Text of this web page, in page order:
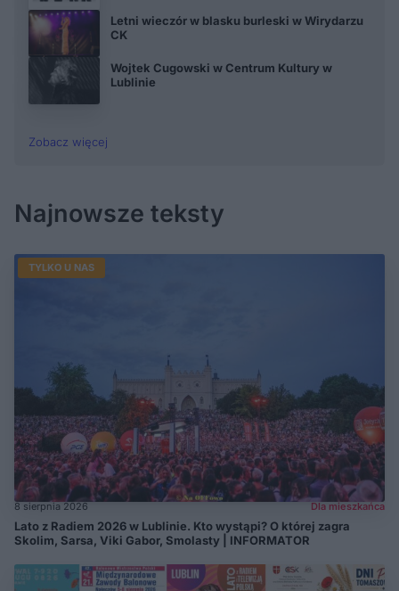
Letni wieczór w blasku burleski w Wirydarzu
CK
Wojtek Cugowski w Centrum Kultury w
Lublinie
Zobacz więcej
Najnowsze teksty
TYLKO U NAS
8 sierpnia 2026 Dla mieszkańca
Lato z Radiem 2026 w Lublinie. Kto wystąpi? O której zagra
Skolim, Sarsa, Viki Gabor, Smolasty | INFORMATOR